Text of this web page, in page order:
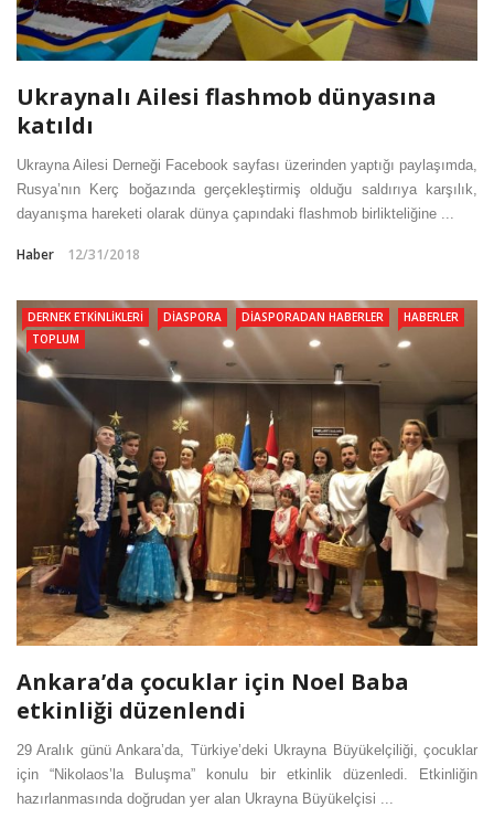
Ukraynalı Ailesi flashmob dünyasına
katıldı
Ukrayna Ailesi Derneği Facebook sayfası üzerinden yaptığı paylaşımda,
Rusya’nın Kerç boğazında gerçekleştirmiş olduğu saldırıya karşılık,
dayanışma hareketi olarak dünya çapındaki flashmob birlikteliğine ...
Haber 12/31/2018
DERNEK ETKINLIKLERI DIASPORA DIASPORADAN HABERLER
HABERLER
TOPLUM
Ankara’da çocuklar için Noel Baba
etkinliği düzenlendi
29 Aralık günü Ankara’da, Türkiye’deki Ukrayna Büyükelçiliği, çocuklar
için “Nikolaos’la Buluşma” konulu bir etkinlik düzenledi. Etkinliğin
hazırlanmasında doğrudan yer alan Ukrayna Büyükelçisi ...